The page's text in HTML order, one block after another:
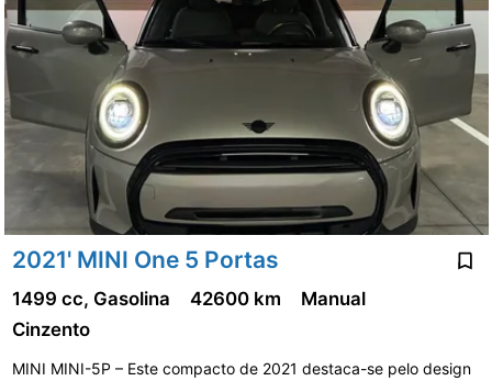
2021' MINI One 5 Portas
1499 cc, Gasolina 42600 km
Manual
Cinzento
MINI MINI-5P – Este compacto de 2021 destaca-se pelo design